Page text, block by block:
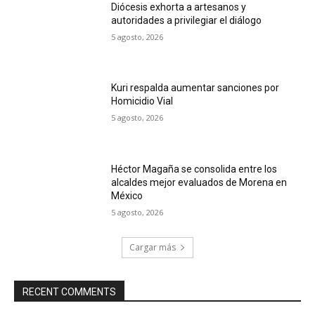
Diócesis exhorta a artesanos y
autoridades a privilegiar el diálogo
5 agosto, 2026
Kuri respalda aumentar sanciones por
Homicidio Vial
5 agosto, 2026
Héctor Magaña se consolida entre los
alcaldes mejor evaluados de Morena en
México
5 agosto, 2026
Cargar más
RECENT COMMENTS